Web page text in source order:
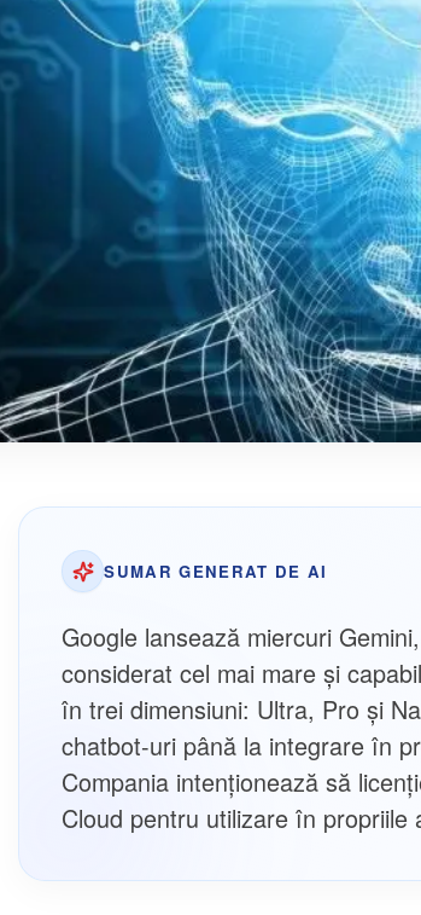
SUMAR GENERAT DE AI
Google lansează miercuri
considerat cel mai mare și
în trei dimensiuni: Ultra, Pro și
chatbot-uri până la integrare în
Compania intenționează să
Cloud pentru utilizare în propriile